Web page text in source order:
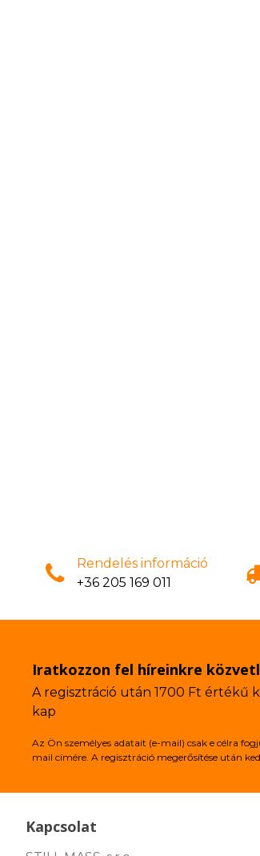
Rendelés információ
+36 205 169 011
Iratkozzon fel híreinkre
A regisztráció után 1700 Ft értékű
kap
Az Ön személyes adatait (e-mail) csak e célra
mail címére. A regisztráció megerősítése után
Kapcsolat